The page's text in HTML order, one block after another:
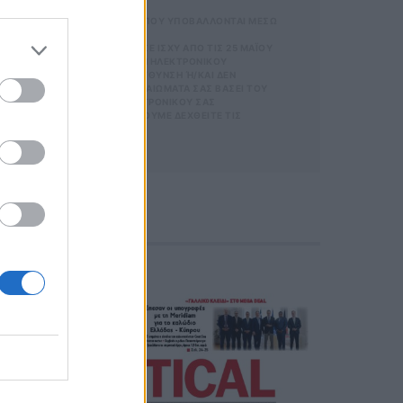
ΤΩΝ ΔΕΔΟΜΕΝΩΝ ΠΟΥ ΥΠΟΒΑΛΛΟΝΤΑΙ ΜΕΣΩ
ΠΟΥ ΈΧΕΙ ΤΕΘΕΊ ΣΕ ΙΣΧΎ ΑΠΌ ΤΙΣ 25 ΜΑΪ́ΟΥ
ΜΕ ΤΗΝ ΠΑΡΟΎΣΑ ΔΙΕΎΘΥΝΣΗ ΗΛΕΚΤΡΟΝΙΚΟΎ
ΝΑ ΑΣΚΉΣΕΤΕ ΤΑ ΔΙΚΑΙΏΜΑΤΆ ΣΑΣ ΒΆΣΕΙ ΤΟΥ ΆΡΘ
Η ΔΙΕΎΘΥΝΣΗ ΗΛΕΚΤΡΟΝΙΚΟΎ ΣΑΣ ΤΑΧ
ΛΆΘΟΣ, ΠΑΡΑΚΑΛΟΎΜΕ ΔΕΧΘΕΊΤΕ ΤΙΣ ΑΠΟΛ
ΤΟΥ
ΣΕ Π
ΤΑ
ΣΑΣ
ΤΟ ΚΙΝΗ
ΤΟ ΜΉΝΥ